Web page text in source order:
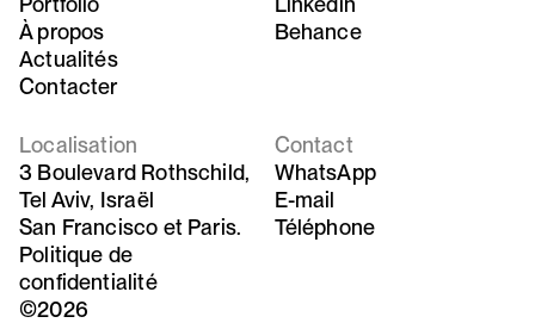
À propos
Actualités
Contacter
Behance
Localisation
3 Boulevard Rothschild,
Tel Aviv, Israël
San Francisco et Paris.
Contact
WhatsApp
E-mail
Téléphone
Politique de
confidentialité
©2026